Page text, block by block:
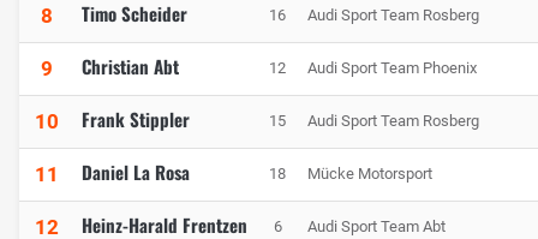
8 Timo Scheider 16 Audi Sport Team Rosberg
9 Christian Abt 12 Audi Sport Team Phoenix
10 Frank Stippler 15 Audi Sport Team Rosberg
11 Daniel La Rosa 18 Mücke Motorsport
12 Heinz-Harald Frentzen 6 Audi Sport Team Abt